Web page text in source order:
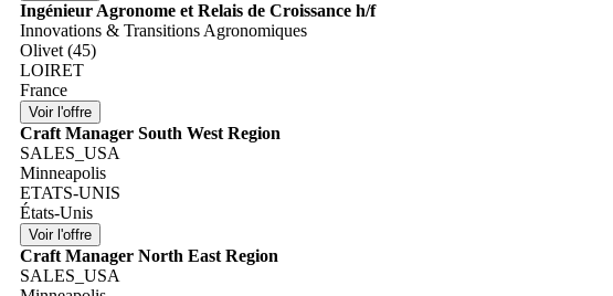
Ingénieur Agronome et Relais de Croissance h/f
Innovations & Transitions Agronomiques
Olivet (45)
LOIRET
France
Craft Manager South West Region
SALES_USA
Minneapolis
ETATS-UNIS
États-Unis
Craft Manager North East Region
SALES_USA